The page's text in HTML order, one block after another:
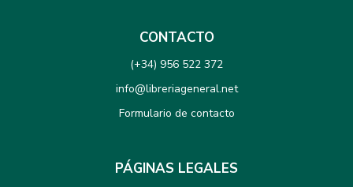
CONTACTO
(+34) 956 522 372
info@libreriageneral.net
Formulario de contacto
PÁGINAS LEGALES